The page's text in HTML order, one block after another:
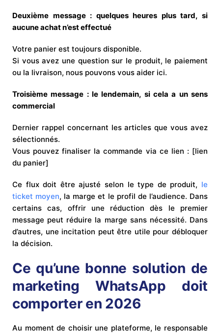
Deuxième message : quelques heures plus tard, si
aucune achat n’est effectué
Votre panier est toujours disponible.
Si vous avez une question sur le produit, le paiement
ou la livraison, nous pouvons vous aider ici.
Troisième message : le lendemain, si cela a un sens
commercial
Dernier rappel concernant les articles que vous avez
sélectionnés.
Vous pouvez finaliser la commande via ce lien : [lien
du panier]
Ce flux doit être ajusté selon le type de produit, le
ticket moyen, la marge et le profil de l’audience. Dans
certains cas, offrir une réduction dès le premier
message peut réduire la marge sans nécessité. Dans
d’autres, une incitation peut être utile pour débloquer
la décision.
Ce qu’une bonne solution de
marketing WhatsApp doit
comporter en 2026
Au moment de choisir une plateforme, le responsable